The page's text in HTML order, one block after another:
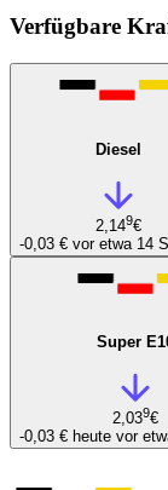
Verfügbare
Diesel
2,149€
-0,03 € vor etwa 14
Super
2,039€
-0,03 € heute vor